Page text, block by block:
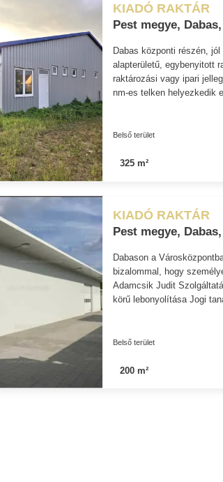
KIADÓ RAKTÁR
Pest megye,
Dabas központi részén,
alapterületű, egybenyitott
raktározási vagy ipari
nm-es telken helyezkedik
Belső terület
325 m²
KIADÓ RAKTÁR
Pest megye,
Dabason a
bizalommal, hogy
Adamcsik Judit
körű lebonyolítása Jogi
Belső terület
200 m²